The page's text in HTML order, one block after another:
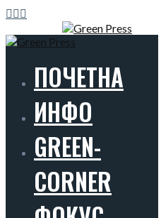
ПОЧЕТНА
ИНФО
GREEN-
CORNER